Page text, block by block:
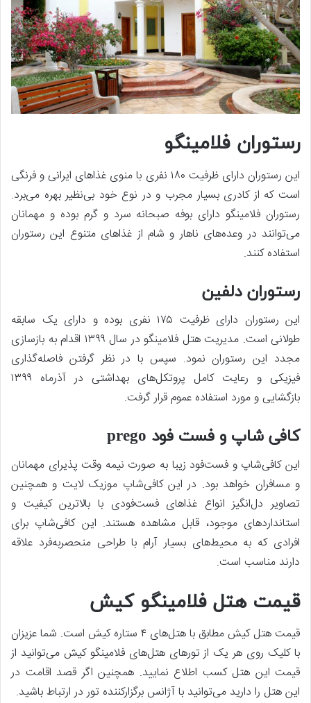
رستوران فلامینگو
این رستوران دارای ظرفیت ۱۸۰ نفری با منوی غذاهای ایرانی و فرنگی
است که از کادری بسیار مجرب و در نوع خود بی‌نظیر بهره می‌برد.
رستوران فلامینگو دارای بوفه صبحانه سرد و گرم بوده و مهمانان
می‌توانند در وعده‌های ناهار و شام از غذاهای متنوع این رستوران
استفاده کنند.
رستوران دلفین
این رستوران دارای ظرفیت ۱۷۵ نفری بوده و دارای یک سابقه
طولانی است. مدیریت هتل فلامینگو در سال ۱۳۹۹ اقدام به بازسازی
مجدد این رستوران نمود. سپس با در نظر گرفتن فاصله‌گذاری
فیزیکی و رعایت کامل پروتکل‌های بهداشتی در آذرماه ۱۳۹۹
بازگشایی و مورد استفاده عموم قرار گرفت.
کافی ‌شاپ و فست ‌فود prego
این کافی‌شاپ و فست‌فود زیبا به‌ صورت نیمه‌ وقت پذیرای مهمانان
و مسافران خواهد بود. در این کافی‌شاپ موزیک لایت و همچنین
تصاویر دل‌انگیز انواع غذاهای فست‌فودی با بالاترین کیفیت و
استانداردهای موجود، قابل مشاهده هستند. این کافی‌شاپ برای
افرادی که به محیط‌های بسیار آرام با طراحی منحصربه‌فرد علاقه
دارند مناسب است.
قیمت هتل فلامینگو کیش
قیمت هتل کیش مطابق با هتل‌های ۴ ستاره کیش است. شما عزیزان
با کلیک روی هر یک از تورهای هتل‌های فلامینگو کیش می‌توانید از
قیمت این هتل کسب اطلاع نمایید. همچنین اگر قصد اقامت در
این هتل را دارید می‌توانید با آژانس برگزارکننده تور در ارتباط باشید.